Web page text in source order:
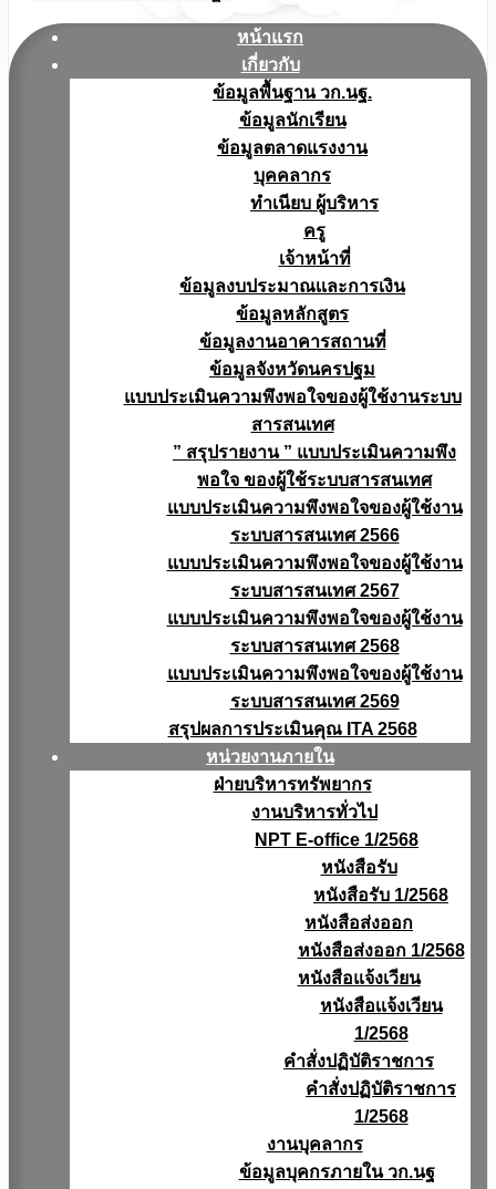
หน้าแรก
เกี่ยวกับ
ข้อมูลพื้นฐาน วก.นฐ.
ข้อมูลนักเรียน
ข้อมูลตลาดแรงงาน
บุคคลากร
ทำเนียบ ผู้บริหาร
ครู
เจ้าหน้าที่
ข้อมูลงบประมาณเเละการเงิน
ข้อมูลหลักสูตร
ข้อมูลงานอาคารสถานที่
ข้อมูลจังหวัดนครปฐม
แบบประเมินความพึงพอใจของผู้ใช้งานระบบ
สารสนเทศ
” สรุปรายงาน ” แบบประเมินความพึง
พอใจ ของผู้ใช้ระบบสารสนเทศ
แบบประเมินความพึงพอใจของผู้ใช้งาน
ระบบสารสนเทศ 2566
แบบประเมินความพึงพอใจของผู้ใช้งาน
ระบบสารสนเทศ 2567
แบบประเมินความพึงพอใจของผู้ใช้งาน
ระบบสารสนเทศ 2568
แบบประเมินความพึงพอใจของผู้ใช้งาน
ระบบสารสนเทศ 2569
สรุปผลการประเมินคุณ ITA 2568
หน่วยงานภายใน
ฝ่ายบริหารทรัพยากร
งานบริหารทั่วไป
NPT E-office 1/2568
หนังสือรับ
หนังสือรับ 1/2568
หนังสือส่งออก
หนังสือส่งออก 1/2568
หนังสือแจ้งเวียน
หนังสือเเจ้งเวียน
1/2568
คำสั่งปฏิบัติราชการ
คำสั่งปฏิบัติราชการ
1/2568
งานบุคลากร
ข้อมูลบุคกรภายใน วก.นฐ